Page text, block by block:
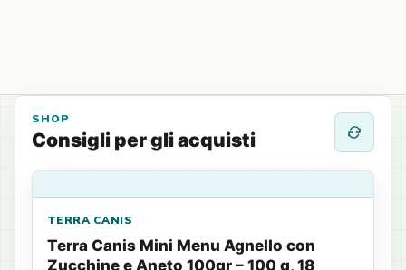
SHOP
Consigli per gli acquisti
TERRA CANIS
Terra Canis Mini Menu Agnello con
Zucchine e Aneto 100gr – 100 g, 18